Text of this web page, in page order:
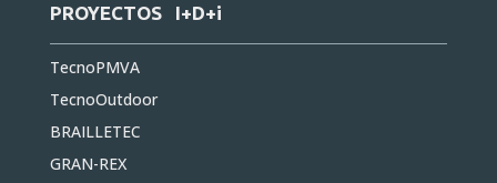
PROYECTOS I+D+i
TecnoPMVA
TecnoOutdoor
BRAILLETEC
GRAN-REX